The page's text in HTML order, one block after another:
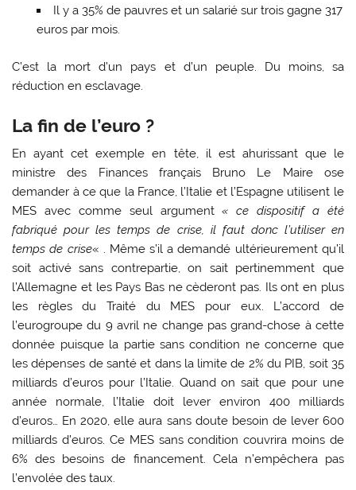
Il y a 35% de pauvres et un salarié sur trois gagne 317
euros par mois.
C’est la mort d’un pays et d’un peuple. Du moins, sa
réduction en esclavage.
La fin de l’euro ?
En ayant cet exemple en tête, il est ahurissant que le
ministre des Finances français Bruno Le Maire ose
demander à ce que la France, l’Italie et l’Espagne utilisent le
MES avec comme seul argument« ce dispositif a été
fabriqué pour les temps de crise, il faut donc l’utiliser en
temps de crise« . Même s’il a demandé ultérieurement qu’il
soit activé sans contrepartie, on sait pertinemment que
l’Allemagne et les Pays Bas ne cèderont pas. Ils ont en plus
les règles du Traité du MES pour eux. L’accord de
l’eurogroupe du 9 avril ne change pas grand-chose à cette
donnée puisque la partie sans condition ne concerne que
les dépenses de santé et dans la limite de 2% du PIB, soit 35
milliards d’euros pour l’Italie. Quand on sait que pour une
année normale, l’Italie doit lever environ 400 milliards
d’euros… En 2020, elle aura sans doute besoin de lever 600
milliards d’euros. Ce MES sans condition couvrira moins de
6% des besoins de financement. Cela n’empêchera pas
l’envolée des taux.